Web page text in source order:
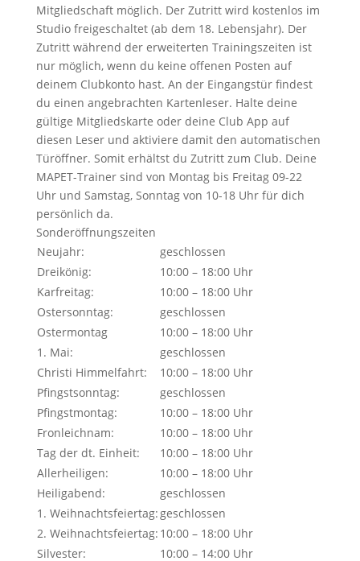
Mitgliedschaft möglich. Der Zutritt wird kostenlos im
Studio freigeschaltet (ab dem 18. Lebensjahr). Der
Zutritt während der erweiterten Trainingszeiten ist
nur möglich, wenn du keine offenen Posten auf
deinem Clubkonto hast. An der Eingangstür findest
du einen angebrachten Kartenleser. Halte deine
gültige Mitgliedskarte oder deine Club App auf
diesen Leser und aktiviere damit den automatischen
Türöffner. Somit erhältst du Zutritt zum Club. Deine
MAPET-Trainer sind von Montag bis Freitag 09-22
Uhr und Samstag, Sonntag von 10-18 Uhr für dich
persönlich da.
Sonderöffnungszeiten
Neujahr:
geschlossen
Dreikönig:
10:00 – 18:00 Uhr
Karfreitag:
10:00 – 18:00 Uhr
Ostersonntag:
geschlossen
Ostermontag
10:00 – 18:00 Uhr
1. Mai:
geschlossen
Christi Himmelfahrt:
10:00 – 18:00 Uhr
Pfingstsonntag:
geschlossen
Pfingstmontag:
10:00 – 18:00 Uhr
Fronleichnam:
10:00 – 18:00 Uhr
Tag der dt. Einheit:
10:00 – 18:00 Uhr
Allerheiligen:
10:00 – 18:00 Uhr
Heiligabend:
geschlossen
1. Weihnachtsfeiertag:geschlossen
2. Weihnachtsfeiertag: 10:00 – 18:00 Uhr
Silvester:
10:00 – 14:00 Uhr